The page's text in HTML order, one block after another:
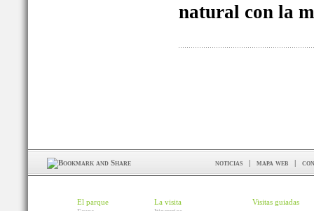
natural con la
noticias mapa web
El parque La visita Visitas guiadas